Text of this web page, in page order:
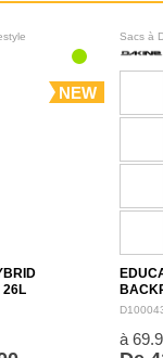
NEW
26L
Sacs à
à